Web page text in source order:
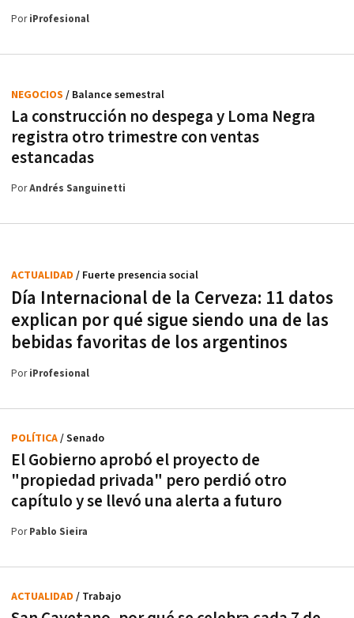
PoriProfesional
La construcción no despega y Loma Negra
registra otro trimestre con ventas
estancadas
NEGOCIOS / Balance semestral
PorAndrés Sanguinetti
Día Internacional de la Cerveza: 11 datos
explican por qué sigue siendo una de las
bebidas favoritas de los argentinos
ACTUALIDAD / Fuerte presencia social
PoriProfesional
El Gobierno aprobó el proyecto de
"propiedad privada" pero perdió otro
capítulo y se llevó una alerta a futuro
POLÍTICA/ Senado
PorPablo Sieira
ACTUALIDAD / Trabajo